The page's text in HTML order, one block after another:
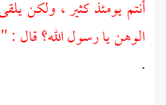
أنتم يومئذ كثير ، ولكن
الوهن يا رسول الله؟ قال :
.